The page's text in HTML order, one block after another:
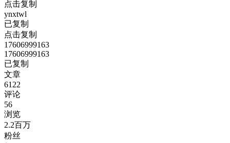
点击复制
ynxtwl
已复制
点击复制
17606999163
17606999163
已复制
文章
6122
评论
56
浏览
2.2百万
粉丝